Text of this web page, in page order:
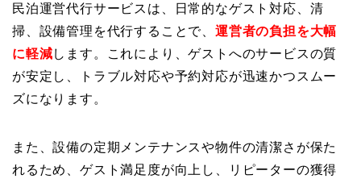
民泊運営代行サービスは、日常的なゲスト対応、清
掃、設備管理を代行することで、運営者の負担を大幅
に軽減します。これにより、ゲストへのサービスの質
が安定し、トラブル対応や予約対応が迅速かつスムー
ズになります。
また、設備の定期メンテナンスや物件の清潔さが保た
れるため、ゲスト満足度が向上し、リピーターの獲得